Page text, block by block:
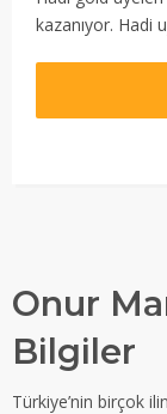
kazanıyor. Hadi
Onur
Bilgiler
Türkiye’nin birçok